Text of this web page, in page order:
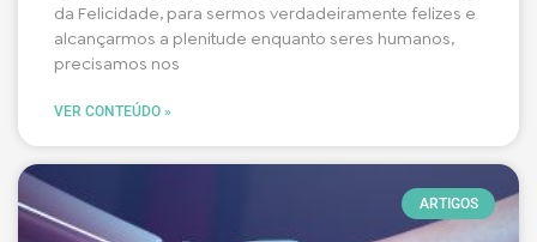
da Felicidade, para sermos verdadeiramente felizes e
alcançarmos a plenitude enquanto seres humanos,
precisamos nos
VER CONTEÚDO »
ARTIGOS